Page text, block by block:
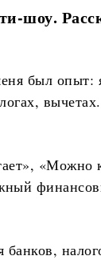
шоу.
был опыт:
«Можно
банков,